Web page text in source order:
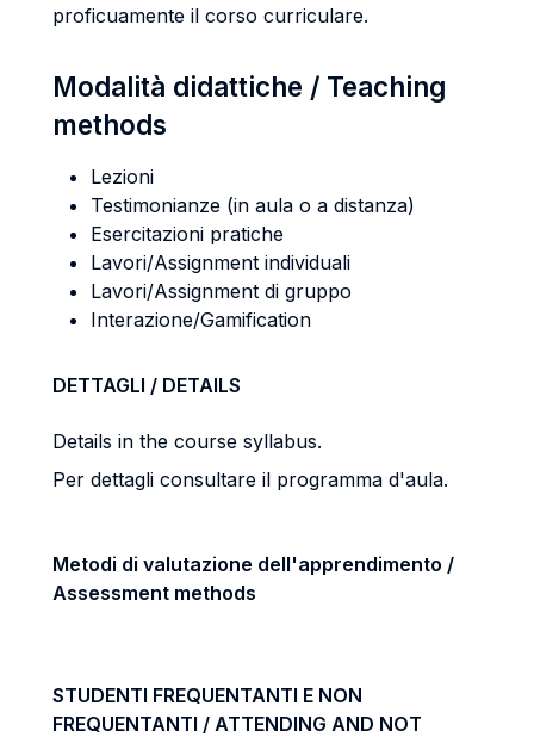
proficuamente il corso curriculare.
Modalità didattiche / Teaching
methods
Lezioni
Testimonianze (in aula o a distanza)
Esercitazioni pratiche
Lavori/Assignment individuali
Lavori/Assignment di gruppo
Interazione/Gamification
DETTAGLI / DETAILS
Details in the course syllabus.
Per dettagli consultare il programma d'aula.
Metodi di valutazione dell'apprendimento /
Assessment methods
STUDENTI FREQUENTANTI E NON
FREQUENTANTI / ATTENDING AND NOT